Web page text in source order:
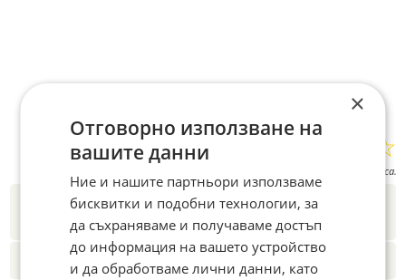
Поставете оценка: ☆
☆
☆
☆
гласа.
Новините на Fakti.bg – въвFacebook ,
Instagram,YouTube, канал Viber, X
Четете ни и в Google News Showcase
×
Отговорно използване на
вашите данни
Ние и нашите партньори използваме
бисквитки и подобни технологии, за
да съхраняваме и получаваме достъп
до информация на вашето устройство
и да обработваме лични данни, като